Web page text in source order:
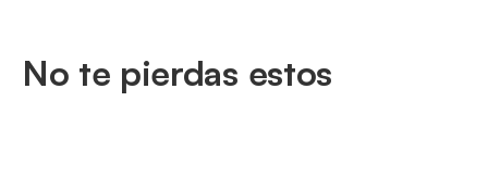
No te pierdas estos